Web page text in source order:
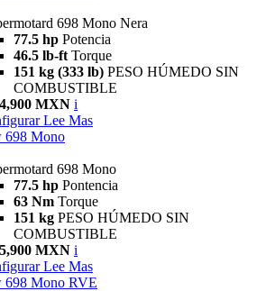
698 Mono Nera
77.5 hp Potencia
46.5 lb-ft Torque
151 kg (333 lb) PESO HÚMEDO SIN
COMBUSTIBLE
MXN i
Lee Mas
698 Mono
698 Mono
77.5 hp Pontencia
63 Nm Torque
151 kg PESO HÚMEDO SIN
COMBUSTIBLE
MXN i
Lee Mas
698 Mono RVE